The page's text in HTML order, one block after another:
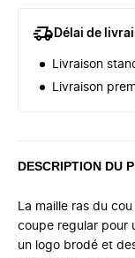
Délai de
Livraison
Livraison
DESCRIPTION DU
La maille ras du
coupe regular pour
un logo brodé et